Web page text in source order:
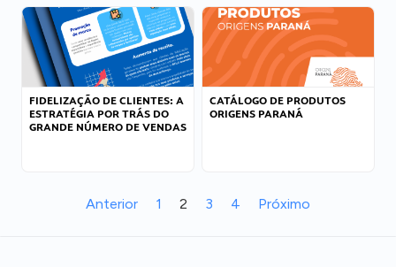
FIDELIZAÇÃO DE CLIENTES: A
ESTRATÉGIA POR TRÁS DO
GRANDE NÚMERO DE VENDAS
CATÁLOGO DE PRODUTOS
ORIGENS PARANÁ
Anterior 1 2 3 4 Próximo